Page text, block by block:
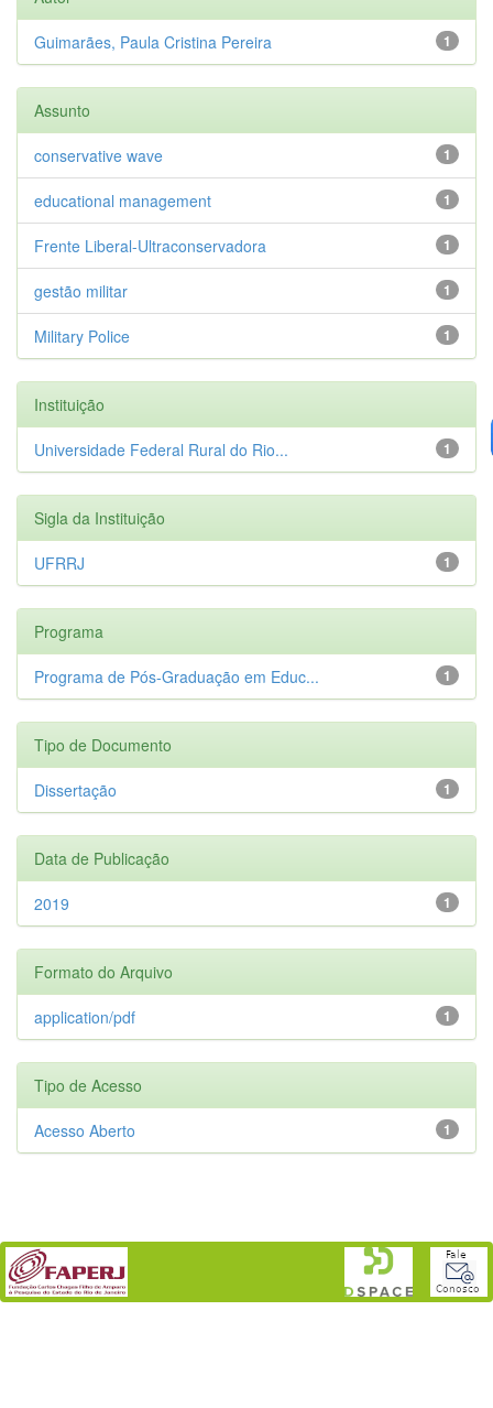
1
Guimarães, Paula Cristina Pereira
Assunto
1
conservative wave
1
educational management
1
Frente Liberal-Ultraconservadora
1
gestão militar
1
Military Police
Instituição
1
Universidade Federal Rural do Rio...
Sigla da Instituição
1
UFRRJ
Programa
1
Programa de Pós-Graduação em Educ...
Tipo de Documento
1
Dissertação
Data de Publicação
1
2019
Formato do Arquivo
1
application/pdf
Tipo de Acesso
1
Acesso Aberto